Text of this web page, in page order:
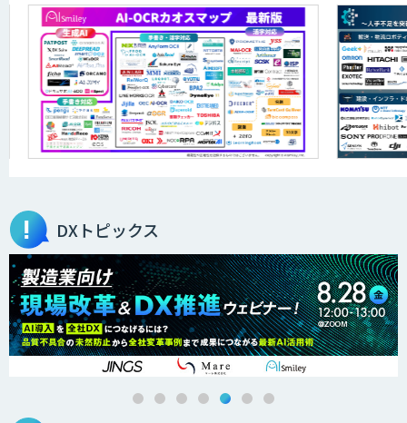
JOINT AI Flow byGMO
AIR-NEXUS
secondz Agentsense
法人向けAIエージェント「OfficeAI社
員」
DXトピックス